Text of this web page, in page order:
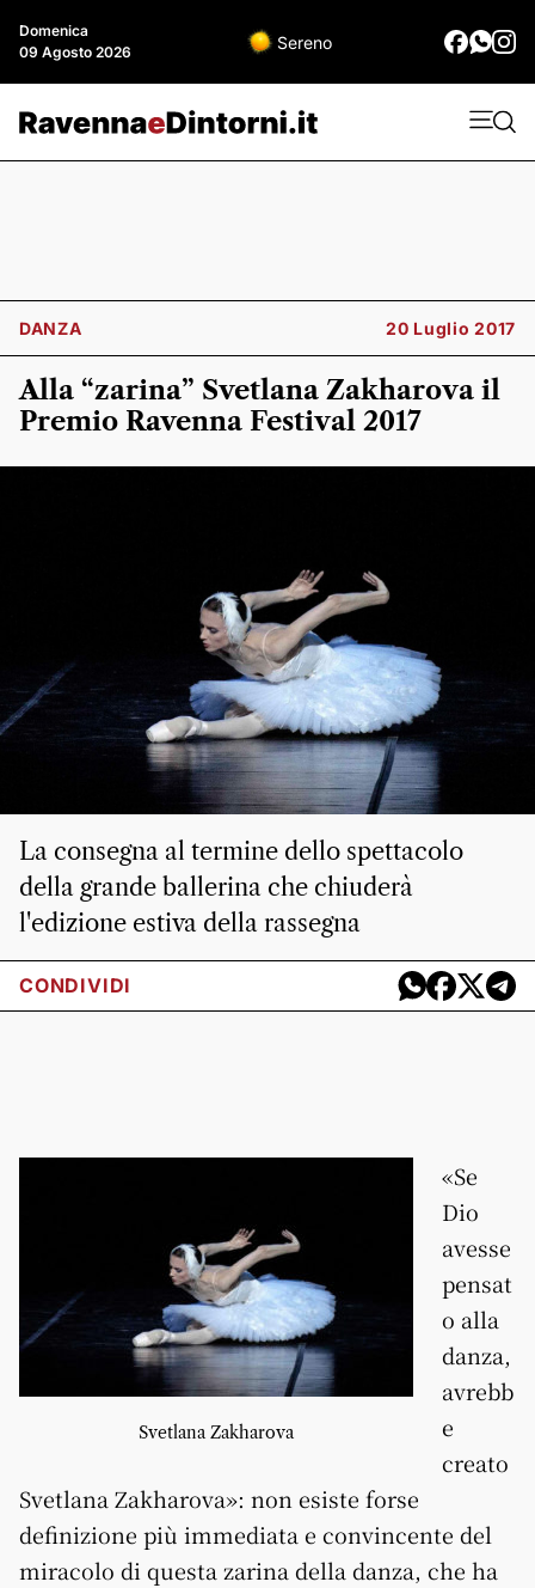
Domenica
09 Agosto 2026
Sereno
DANZA 20 Luglio 2017
Alla “zarina” Svetlana Zakharova il
Premio Ravenna Festival 2017
La consegna al termine dello spettacolo
della grande ballerina che chiuderà
l'edizione estiva della rassegna
CONDIVIDI
Svetlana Zakharova
«Se
Dio
avesse
pensat
o alla
danza,
avrebb
e
creato
Svetlana Zakharova»: non esiste forse
definizione più immediata e convincente del
miracolo di questa zarina della danza, che ha